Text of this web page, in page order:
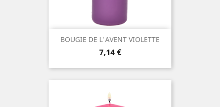
BOUGIE DE L'AVENT VIOLETTE
Prix
7,14 €